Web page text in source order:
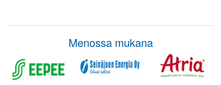
Menossa mukana